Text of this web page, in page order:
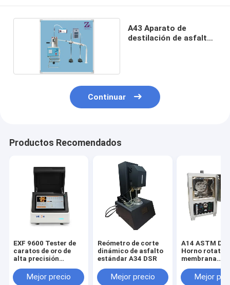
A43 Aparato de
destilación de asfalto
Continuar
Productos Recomendados
EXF 9600 Tester de
caratos de oro de
alta precisión
de oro Detector de
Xrf
Mejor precio
Reómetro de corte
dinámico de asfalto
estándar A34 DSR
Mejor precio
A14 ASTM
Horno
membrana
película
rodante
Mejor